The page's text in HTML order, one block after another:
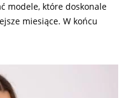
modele, które doskonale
miesiące. W końcu